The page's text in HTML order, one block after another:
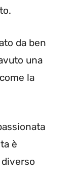
da ben
una
la
è
diverso